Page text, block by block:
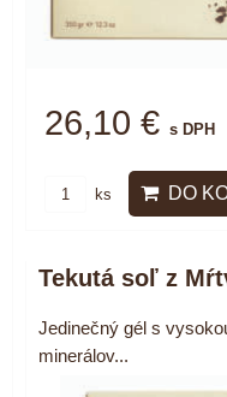
26,10 € s DPH
ks DO
Tekutá soľ z
Jedinečný gél s
minerálov...